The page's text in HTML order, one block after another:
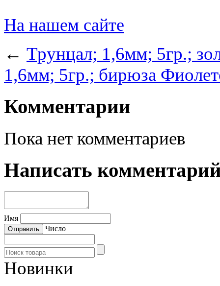
На нашем сайте
← Трунцал; 1,6мм; 5гр.;
1,6мм; 5гр.; бирюза
Комментарии
Пока нет комментариев
Написать
Имя
Число
Новинки